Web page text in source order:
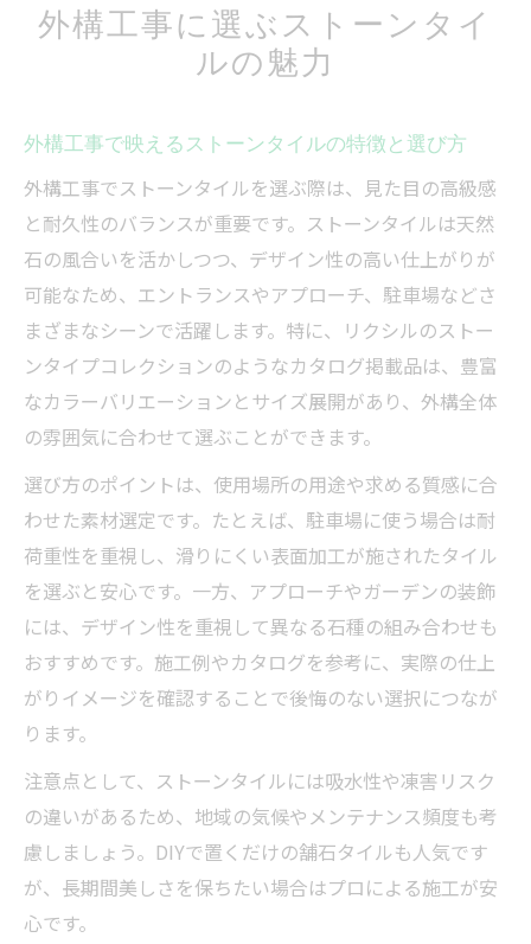
外構工事初心者でもわかるストーンタイル
コツ
ストーンタイルとコンクリート費用を考える
外構工事で気になるストーンタイルとコン
クリート費用
ストーンタイルとコンクリート費用比較の
基本知識
外構工事の費用感とコストダウンの考え方
ストーンタイル外構工事の費用相場と選び
方
コンクリートよりストーンタイルは高いの
か安いのか
高級感を叶える外構工事のストーン仕上げ
外構工事で高級感を演出するストーンタイ
ル選び
ストーン仕上げが外構工事で支持される理
由
の秘訣
ストーンタイルで外構工事の高級感を長持
ちさせる方法
外構工事におすすめのストーンタイル仕上
外構工事に選ぶストーンタイ
ルの魅力
外構工事で映えるストーンタイルの特徴と選び方
外構工事でストーンタイルを選ぶ際は、見た目の高級感
と耐久性のバランスが重要です。ストーンタイルは天然
石の風合いを活かしつつ、デザイン性の高い仕上がりが
可能なため、エントランスやアプローチ、駐車場などさ
まざまなシーンで活躍します。特に、リクシルのストー
ンタイプコレクションのようなカタログ掲載品は、豊富
なカラーバリエーションとサイズ展開があり、外構全体
の雰囲気に合わせて選ぶことができます。
選び方のポイントは、使用場所の用途や求める質感に合
わせた素材選定です。たとえば、駐車場に使う場合は耐
荷重性を重視し、滑りにくい表面加工が施されたタイル
を選ぶと安心です。一方、アプローチやガーデンの装飾
には、デザイン性を重視して異なる石種の組み合わせも
おすすめです。施工例やカタログを参考に、実際の仕上
がりイメージを確認することで後悔のない選択につなが
ります。
注意点として、ストーンタイルには吸水性や凍害リスク
の違いがあるため、地域の気候やメンテナンス頻度も考
慮しましょう。DIYで置くだけの舗石タイルも人気です
が、長期間美しさを保ちたい場合はプロによる施工が安
心です。